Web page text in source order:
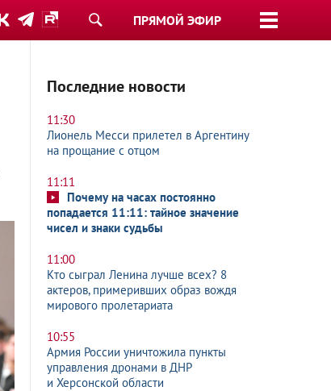
ПРЯМОЙ ЭФИР
Последние новости
11:30
Лионель Месси прилетел в Аргентину
на прощание с отцом
11:11
Почему на часах постоянно
попадается 11:11: тайное значение
чисел и знаки судьбы
11:00
Кто сыграл Ленина лучше всех? 8
актеров, примеривших образ вождя
мирового пролетариата
10:55
Армия России уничтожила пункты
управления дронами в ДНР
и Херсонской области